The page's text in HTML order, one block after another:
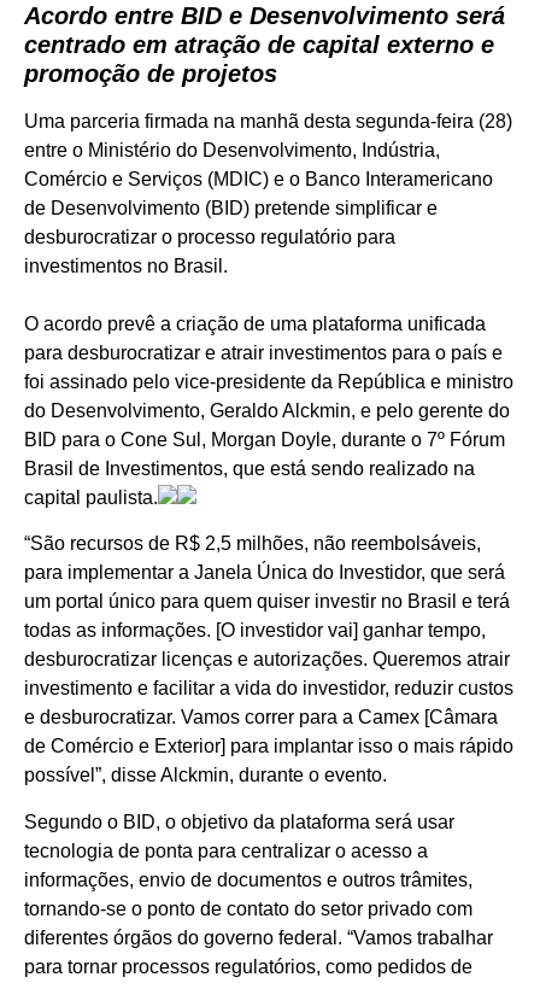
Acordo entre BID e Desenvolvimento será
centrado em atração de capital externo e
promoção de projetos
Uma parceria firmada na manhã desta segunda-feira (28)
entre o Ministério do Desenvolvimento, Indústria,
Comércio e Serviços (MDIC) e o Banco Interamericano
de Desenvolvimento (BID) pretende simplificar e
desburocratizar o processo regulatório para
investimentos no Brasil.
O acordo prevê a criação de uma plataforma unificada
para desburocratizar e atrair investimentos para o país e
foi assinado pelo vice-presidente da República e ministro
do Desenvolvimento, Geraldo Alckmin, e pelo gerente do
BID para o Cone Sul, Morgan Doyle, durante o 7º Fórum
Brasil de Investimentos, que está sendo realizado na
capital paulista.
“São recursos de R$ 2,5 milhões, não reembolsáveis,
para implementar a Janela Única do Investidor, que será
um portal único para quem quiser investir no Brasil e terá
todas as informações. [O investidor vai] ganhar tempo,
desburocratizar licenças e autorizações. Queremos atrair
investimento e facilitar a vida do investidor, reduzir custos
e desburocratizar. Vamos correr para a Camex [Câmara
de Comércio e Exterior] para implantar isso o mais rápido
possível”, disse Alckmin, durante o evento.
Segundo o BID, o objetivo da plataforma será usar
tecnologia de ponta para centralizar o acesso a
informações, envio de documentos e outros trâmites,
tornando-se o ponto de contato do setor privado com
diferentes órgãos do governo federal. “Vamos trabalhar
para tornar processos regulatórios, como pedidos de